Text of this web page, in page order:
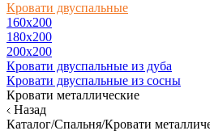
Кровати двуспальные
160х200
180x200
200x200
Кровати двуспальные из дуба
Кровати двуспальные из сосны
Кровати металлические
Назад
Каталог/Спальня/Кровати